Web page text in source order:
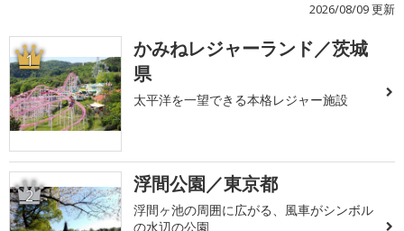
2026/08/09 更新
1
かみねレジャーランド／茨城
県
太平洋を一望できる本格レジャー施設
2 浮間公園／東京都
浮間ヶ池の周囲に広がる、風車がシンボル
の水辺の公園